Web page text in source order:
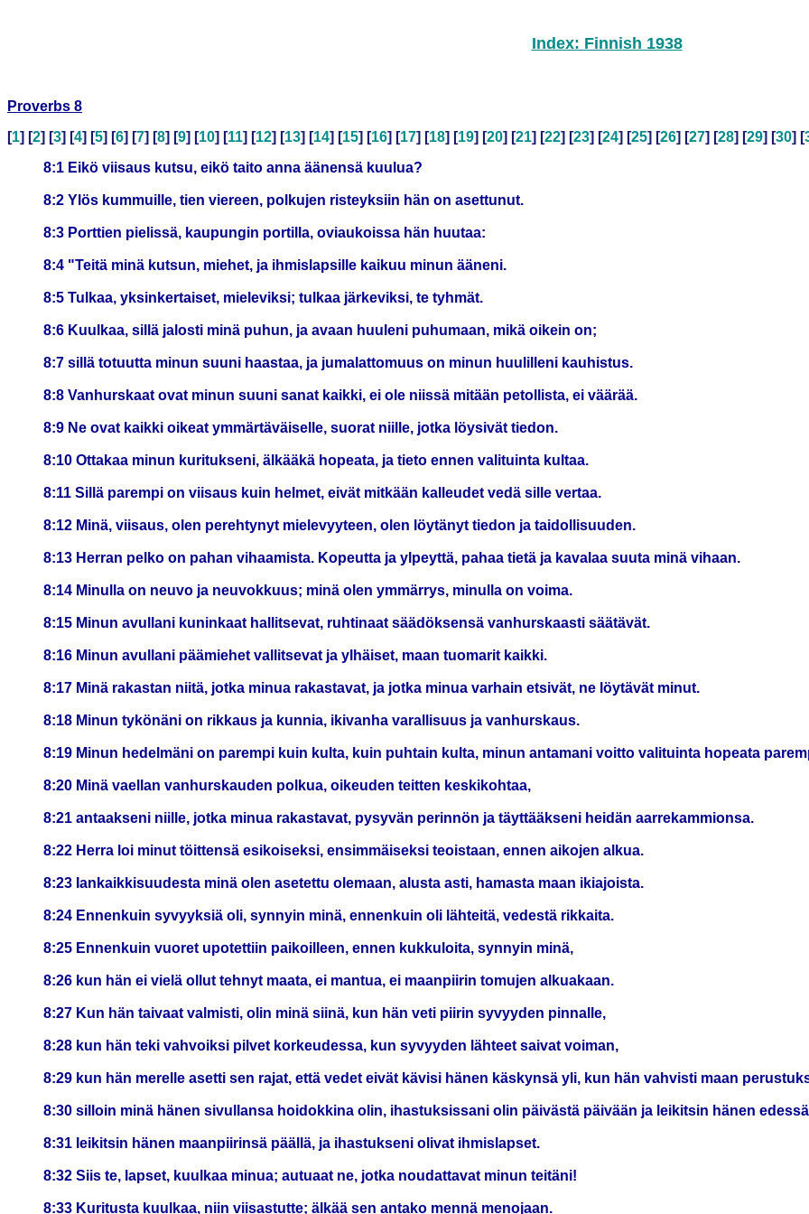
Index: Finnish 1938
Proverbs 8
[1] [2] [3] [4] [5] [6] [7] [8] [9] [10] [11] [12] [13] [14] [15] [16] [17] [18] [19] [20] [21] [22] [23] [24] [25] [26] [27] [28] [29] [30] [
8:1 Eikö viisaus kutsu, eikö taito anna äänensä kuulua?
8:2 Ylös kummuille, tien viereen, polkujen risteyksiin hän on asettunut.
8:3 Porttien pielissä, kaupungin portilla, oviaukoissa hän huutaa:
8:4 "Teitä minä kutsun, miehet, ja ihmislapsille kaikuu minun ääneni.
8:5 Tulkaa, yksinkertaiset, mieleviksi; tulkaa järkeviksi, te tyhmät.
8:6 Kuulkaa, sillä jalosti minä puhun, ja avaan huuleni puhumaan, mikä oikein on;
8:7 sillä totuutta minun suuni haastaa, ja jumalattomuus on minun huulilleni kauhistus.
8:8 Vanhurskaat ovat minun suuni sanat kaikki, ei ole niissä mitään petollista, ei väärää.
8:9 Ne ovat kaikki oikeat ymmärtäväiselle, suorat niille, jotka löysivät tiedon.
8:10 Ottakaa minun kuritukseni, älkääkä hopeata, ja tieto ennen valituinta kultaa.
8:11 Sillä parempi on viisaus kuin helmet, eivät mitkään kalleudet vedä sille vertaa.
8:12 Minä, viisaus, olen perehtynyt mielevyyteen, olen löytänyt tiedon ja taidollisuuden.
8:13 Herran pelko on pahan vihaamista. Kopeutta ja ylpeyttä, pahaa tietä ja kavalaa suuta minä vihaan.
8:14 Minulla on neuvo ja neuvokkuus; minä olen ymmärrys, minulla on voima.
8:15 Minun avullani kuninkaat hallitsevat, ruhtinaat säädöksensä vanhurskaasti säätävät.
8:16 Minun avullani päämiehet vallitsevat ja ylhäiset, maan tuomarit kaikki.
8:17 Minä rakastan niitä, jotka minua rakastavat, ja jotka minua varhain etsivät, ne löytävät minut.
8:18 Minun tykönäni on rikkaus ja kunnia, ikivanha varallisuus ja vanhurskaus.
8:19 Minun hedelmäni on parempi kuin kulta, kuin puhtain kulta, minun antamani voitto valituinta hopeata
8:20 Minä vaellan vanhurskauden polkua, oikeuden teitten keskikohtaa,
8:21 antaakseni niille, jotka minua rakastavat, pysyvän perinnön ja täyttääkseni heidän aarrekammionsa.
8:22 Herra loi minut töittensä esikoiseksi, ensimmäiseksi teoistaan, ennen aikojen alkua.
8:23 Iankaikkisuudesta minä olen asetettu olemaan, alusta asti, hamasta maan ikiajoista.
8:24 Ennenkuin syvyyksiä oli, synnyin minä, ennenkuin oli lähteitä, vedestä rikkaita.
8:25 Ennenkuin vuoret upotettiin paikoilleen, ennen kukkuloita, synnyin minä,
8:26 kun hän ei vielä ollut tehnyt maata, ei mantua, ei maanpiirin tomujen alkuakaan.
8:27 Kun hän taivaat valmisti, olin minä siinä, kun hän veti piirin syvyyden pinnalle,
8:28 kun hän teki vahvoiksi pilvet korkeudessa, kun syvyyden lähteet saivat voiman,
8:29 kun hän merelle asetti sen rajat, että vedet eivät kävisi hänen käskynsä yli, kun hän vahvisti maan
8:30 silloin minä hänen sivullansa hoidokkina olin, ihastuksissani olin päivästä päivään ja leikitsin hänen
8:31 leikitsin hänen maanpiirinsä päällä, ja ihastukseni olivat ihmislapset.
8:32 Siis te, lapset, kuulkaa minua; autuaat ne, jotka noudattavat minun teitäni!
8:33 Kuritusta kuulkaa, niin viisastutte; älkää sen antako mennä menojaan.